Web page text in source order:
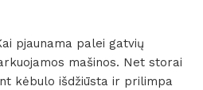
pjaunama palei gatvių
mašinos. Net storai
kėbulo išdžiūsta ir prilimpa